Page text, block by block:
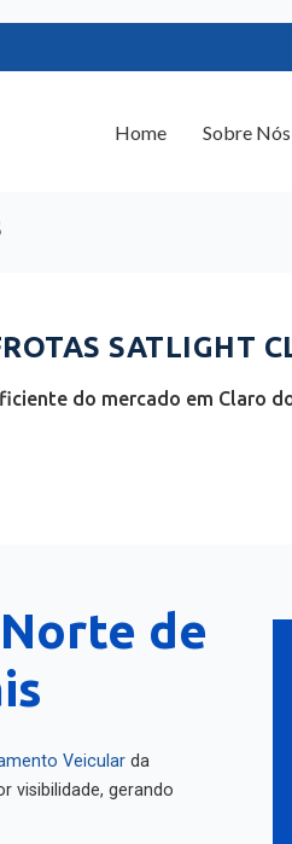
SATLIGHT
do mercado em Claro
de
Veicular
da
visibilidade, gerando